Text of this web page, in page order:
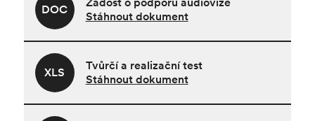
Stáhnout dokument
DOC
Tvůrčí a realizační test
Stáhnout dokument
XLS